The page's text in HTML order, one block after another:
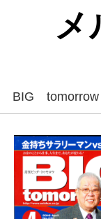
メ
BIG